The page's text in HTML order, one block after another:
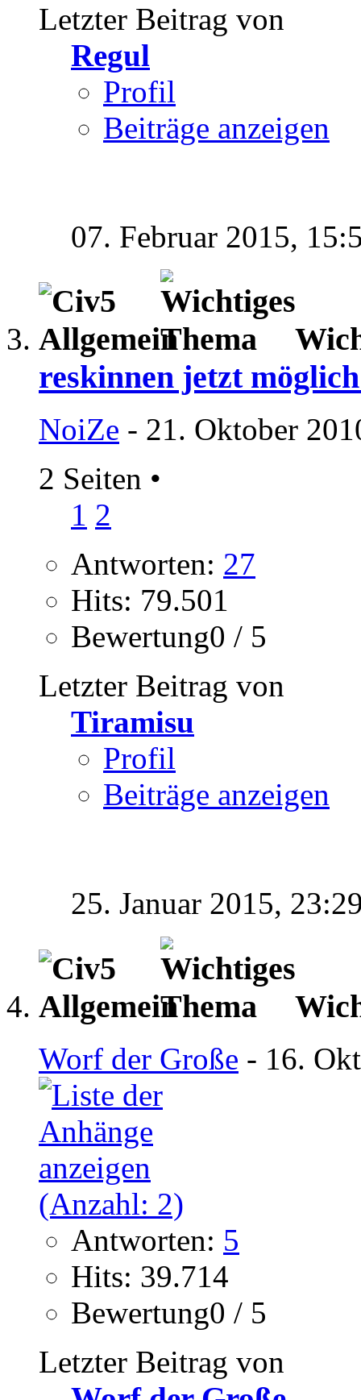
Letzter Beitrag von
Regul
Profil
Beiträge anzeigen
07. Februar 2015,
reskinnen jetzt
NoiZe - 21. Oktober
2 Seiten •
1 2
Antworten: 27
Hits: 79.501
Bewertung0 / 5
Letzter Beitrag von
Tiramisu
Profil
Beiträge anzeigen
25. Januar 2015,
Worf der Große - 16.
Antworten: 5
Hits: 39.714
Bewertung0 / 5
Letzter Beitrag von